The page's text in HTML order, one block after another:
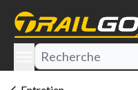
menu